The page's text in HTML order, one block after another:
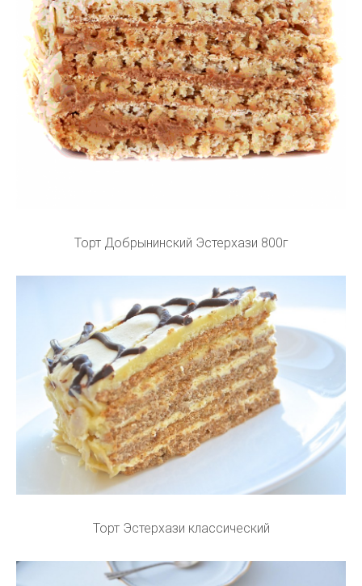
Торт Добрынинский Эстерхази 800г
Торт Эстерхази классический